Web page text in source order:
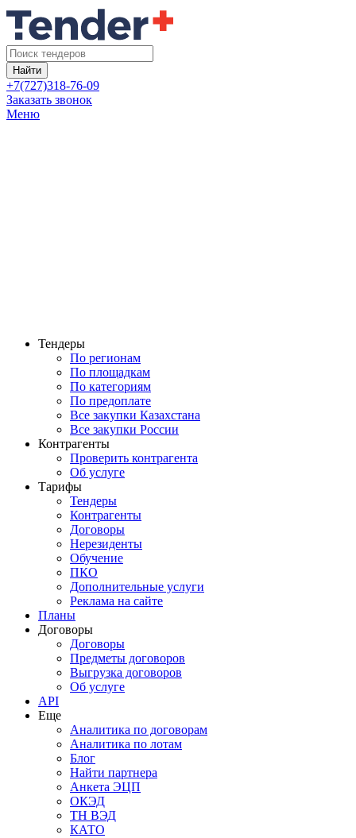
Найти
+7(727)318-76-09
Заказать звонок
Меню
Тендеры
По регионам
По площадкам
По категориям
По предоплате
Все закупки Казахстана
Все закупки России
Контрагенты
Проверить контрагента
Об услуге
Тарифы
Тендеры
Контрагенты
Договоры
Нерезиденты
Обучение
ПКО
Дополнительные услуги
Реклама на сайте
Планы
Договоры
Договоры
Предметы договоров
Выгрузка договоров
Об услуге
API
Еще
Аналитика по договорам
Аналитика по лотам
Блог
Найти партнера
Анкета ЭЦП
ОКЭД
ТН ВЭД
КАТО